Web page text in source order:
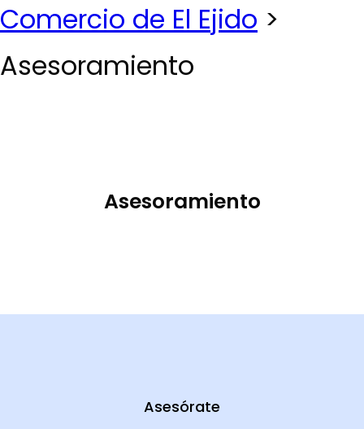
web
Comercio de El Ejido >
Asesoramiento
Asesoramiento
Asesórate